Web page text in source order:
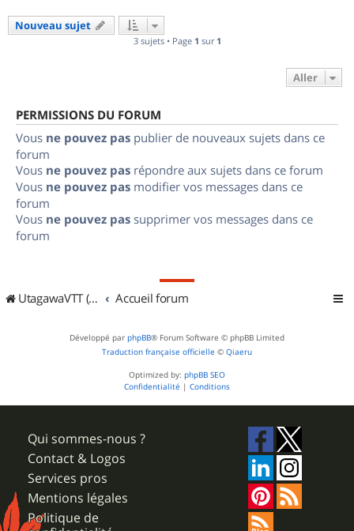
Nouveau sujet
3 sujets • Page 1 sur 1
Aller
PERMISSIONS DU FORUM
Vous ne pouvez pas publier de nouveaux sujets dans ce
forum
Vous ne pouvez pas répondre aux sujets dans ce forum
Vous ne pouvez pas modifier vos messages dans ce
forum
Vous ne pouvez pas supprimer vos messages dans ce
forum
UtagawaVTT (Randos VTT et VTTAE avec traces GPS) Accueil forum
Développé par phpBB® Forum Software © phpBB Limited
Traduction française officielle © Qiaeru
Optimized by: phpBB SEO
Confidentialité | Conditions
Qui sommes-nous ?
Contact & Logos
Services pros
Mentions légales
Politique de